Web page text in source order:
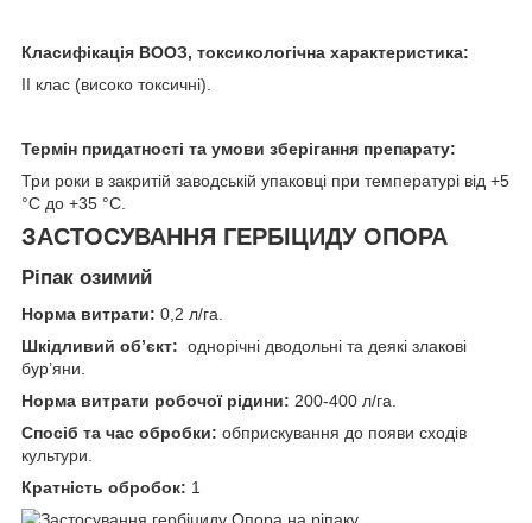
Класифікація ВООЗ, токсикологічна характеристика:
ІІ клас (високо токсичні).
Термін придатності та умови зберігання препарату:
Три роки в закритій заводській упаковці при температурі від +5
°С до +35 °С.
ЗАСТОСУВАННЯ ГЕРБІЦИДУ ОПОРА
Ріпак озимий
Норма витрати: 0,2 л/га.
Шкідливий об’єкт: однорічні дводольні та деякі злакові
бур’яни.
Норма витрати робочої рідини: 200-400 л/га.
Спосіб та час обробки: обприскування до появи сходів
культури.
Кратність обробок: 1